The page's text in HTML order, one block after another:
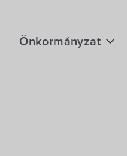
Önkormányzat